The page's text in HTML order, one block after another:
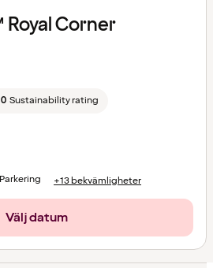
Corner
Sustainability rating
Parkering +13 bekvämligheter
Välj datum